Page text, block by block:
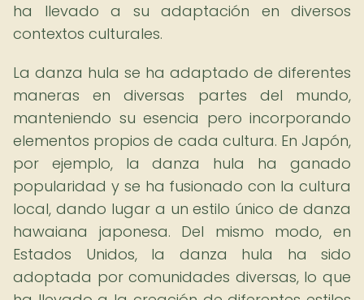
ha llevado a su adaptación en diversos
contextos culturales.
La danza hula se ha adaptado de diferentes
maneras en diversas partes del mundo,
manteniendo su esencia pero incorporando
elementos propios de cada cultura. En Japón,
por ejemplo, la danza hula ha ganado
popularidad y se ha fusionado con la cultura
local, dando lugar a un estilo único de danza
hawaiana japonesa. Del mismo modo, en
Estados Unidos, la danza hula ha sido
adoptada por comunidades diversas, lo que